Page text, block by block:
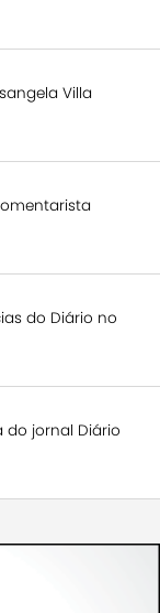
Villa
do Diário no
do jornal Diário